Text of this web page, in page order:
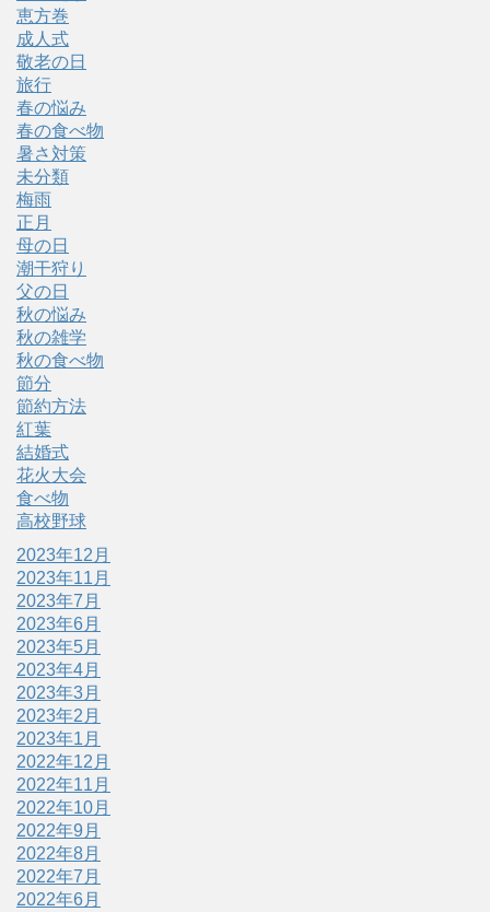
恵方巻
成人式
敬老の日
旅行
春の悩み
春の食べ物
暑さ対策
未分類
梅雨
正月
母の日
潮干狩り
父の日
秋の悩み
秋の雑学
秋の食べ物
節分
節約方法
紅葉
結婚式
花火大会
食べ物
高校野球
2023年12月
2023年11月
2023年7月
2023年6月
2023年5月
2023年4月
2023年3月
2023年2月
2023年1月
2022年12月
2022年11月
2022年10月
2022年9月
2022年8月
2022年7月
2022年6月